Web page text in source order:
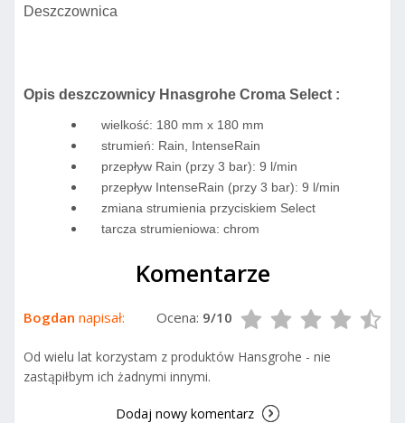
Deszczownica
Opis deszczownicy Hnasgrohe Croma Select :
wielkość: 180 mm x 180 mm
strumień: Rain, IntenseRain
przepływ Rain (przy 3 bar): 9 l/min
przepływ IntenseRain (przy 3 bar): 9 l/min
zmiana strumienia przyciskiem Select
tarcza strumieniowa: chrom
Komentarze
Bogdan napisał: Ocena: 9/10
Od wielu lat korzystam z produktów Hansgrohe - nie
zastąpiłbym ich żadnymi innymi.
Dodaj nowy komentarz